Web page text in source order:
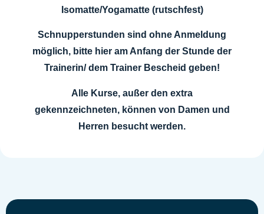
Isomatte/Yogamatte (rutschfest)
Schnupperstunden sind ohne Anmeldung
möglich, bitte hier am Anfang der Stunde der
Trainerin/ dem Trainer Bescheid geben!
Alle Kurse, außer den extra
gekennzeichneten, können von Damen und
Herren besucht werden.